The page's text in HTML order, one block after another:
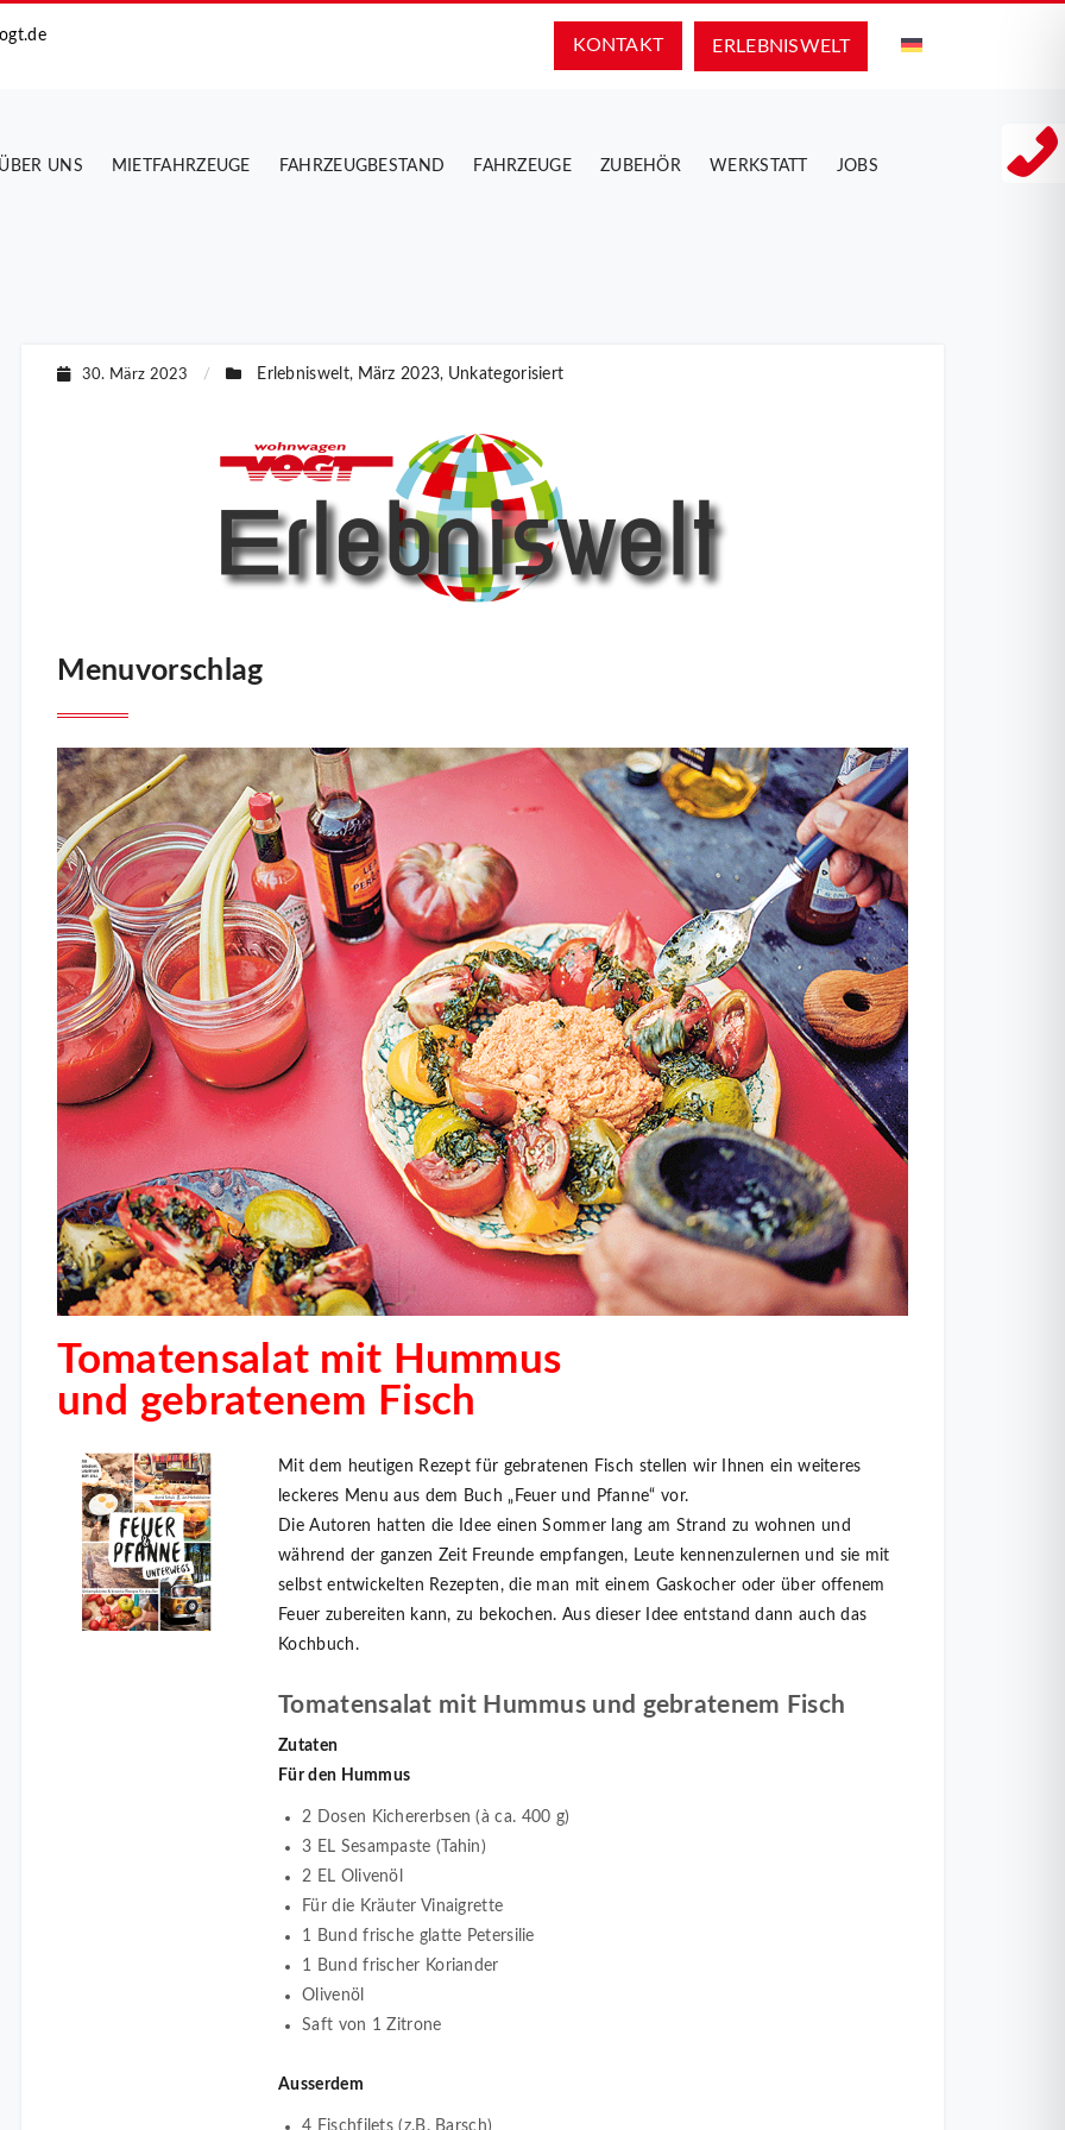
ERLEBNIS­WELT
KONTAKT
UNS MIETFAHRZEUGE FAHRZEUGBESTAND FAHRZEUGE ZUBEHÖR WERKSTATT JOBS
30. März 2023 / Erlebniswelt, März 2023, Unkategorisiert
Menuvorschlag
Tomatensalat mit Hummus
und gebratenem Fisch
Mit dem heutigen Rezept für gebratenen Fisch stellen wir Ihnen ein weiteres
leckeres Menu aus dem Buch „Feuer und Pfanne“ vor.
Die Autoren hatten die Idee einen Sommer lang am Strand zu wohnen und
während der ganzen Zeit Freunde empfangen, Leute kennenzulernen und sie mit
selbst entwickelten Rezepten, die man mit einem Gaskocher oder über offenem
Feuer zubereiten kann, zu bekochen. Aus dieser Idee entstand dann auch das
Kochbuch.
Tomatensalat mit Hummus und gebratenem Fisch
Zutaten
Für den Hummus
2 Dosen Kichererbsen (à ca. 400 g)
3 EL Sesampaste (Tahin)
2 EL Olivenöl
Für die Kräuter Vinaigrette
1 Bund frische glatte Petersilie
1 Bund frischer Koriander
Olivenöl
Saft von 1 Zitrone
Ausserdem
4 Fischfilets (z.B. Barsch)